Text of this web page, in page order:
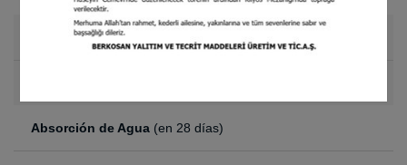
Tamaño del Rollo
Absorción de Agua (en 28 días)